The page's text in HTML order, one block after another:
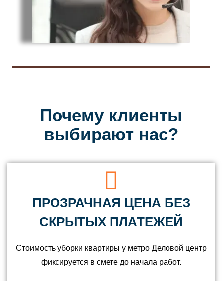
Почему клиенты
выбирают нас?
ПРОЗРАЧНАЯ ЦЕНА БЕЗ
СКРЫТЫХ ПЛАТЕЖЕЙ
Стоимость уборки квартиры у метро Деловой центр
фиксируется в смете до начала работ.